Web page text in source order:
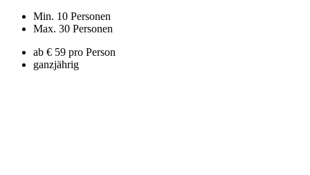
Min. 10 Personen
Max. 30 Personen
ab € 59 pro Person
ganzjährig